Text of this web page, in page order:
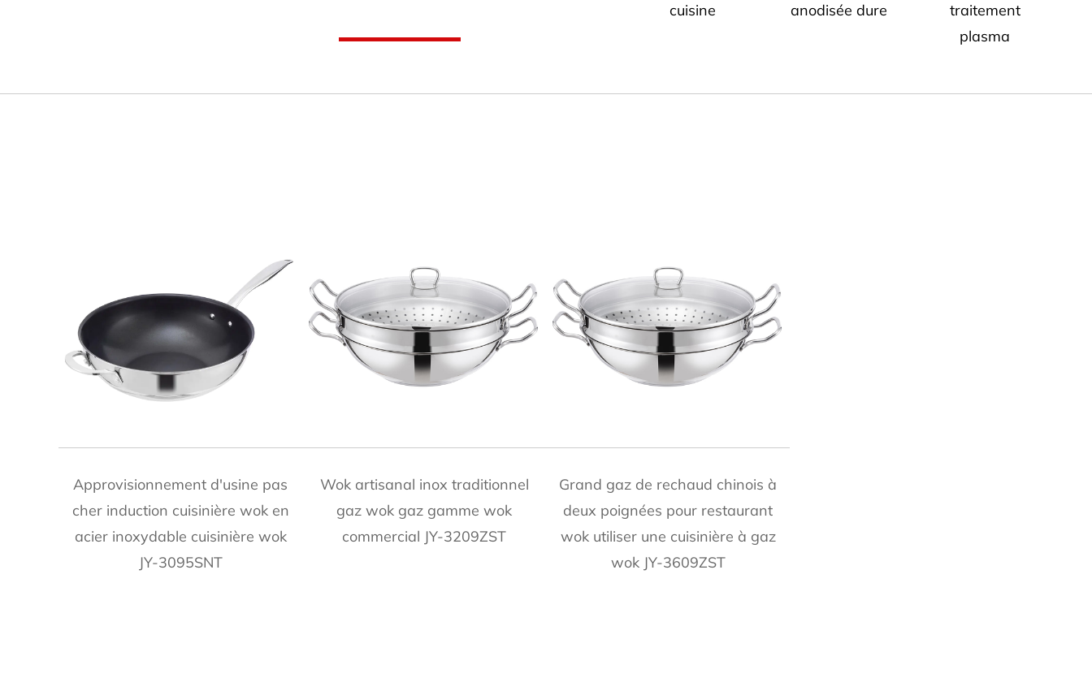
cuisine
anodisée dure
traitement
plasma
Approvisionnement d'usine pas
cher induction cuisinière wok en
acier inoxydable cuisinière wok
JY-3095SNT
Wok artisanal inox traditionnel
gaz wok gaz gamme wok
commercial JY-3209ZST
Grand gaz de rechaud chinois à
deux poignées pour restaurant
wok utiliser une cuisinière à gaz
wok JY-3609ZST